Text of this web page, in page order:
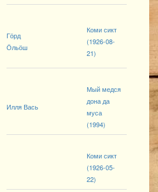
Гӧрд
Ӧльӧш
Коми сикт
(1926-08-
21)
Илля Вась
Мый медся
дона да
муса
(1994)
Коми сикт
(1926-05-
22)